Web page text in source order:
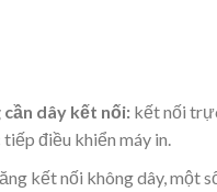
dây kết nối: kết nối
điều khiển máy in.
kết nối không dây, một